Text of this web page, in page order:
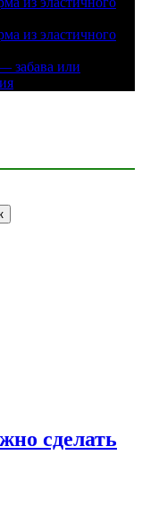
из эластичного
забава или
сделать